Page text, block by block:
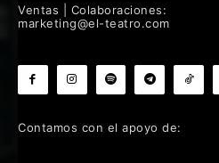
Ventas | Colaboraciones:
marketing@el-teatro.com
Contamos con el apoyo de: